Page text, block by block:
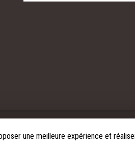
une meilleure expérience et